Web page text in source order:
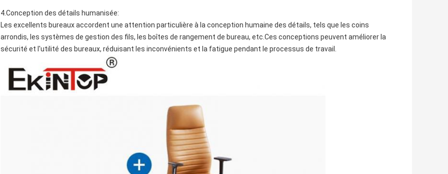
4.Conception des détails humanisée:
Les excellents bureaux accordent une attention particulière à la conception humaine des détails, tels que les coins
arrondis, les systèmes de gestion des fils, les boîtes de rangement de bureau, etc.Ces conceptions peuvent améliorer la
sécurité et l'utilité des bureaux, réduisant les inconvénients et la fatigue pendant le processus de travail.